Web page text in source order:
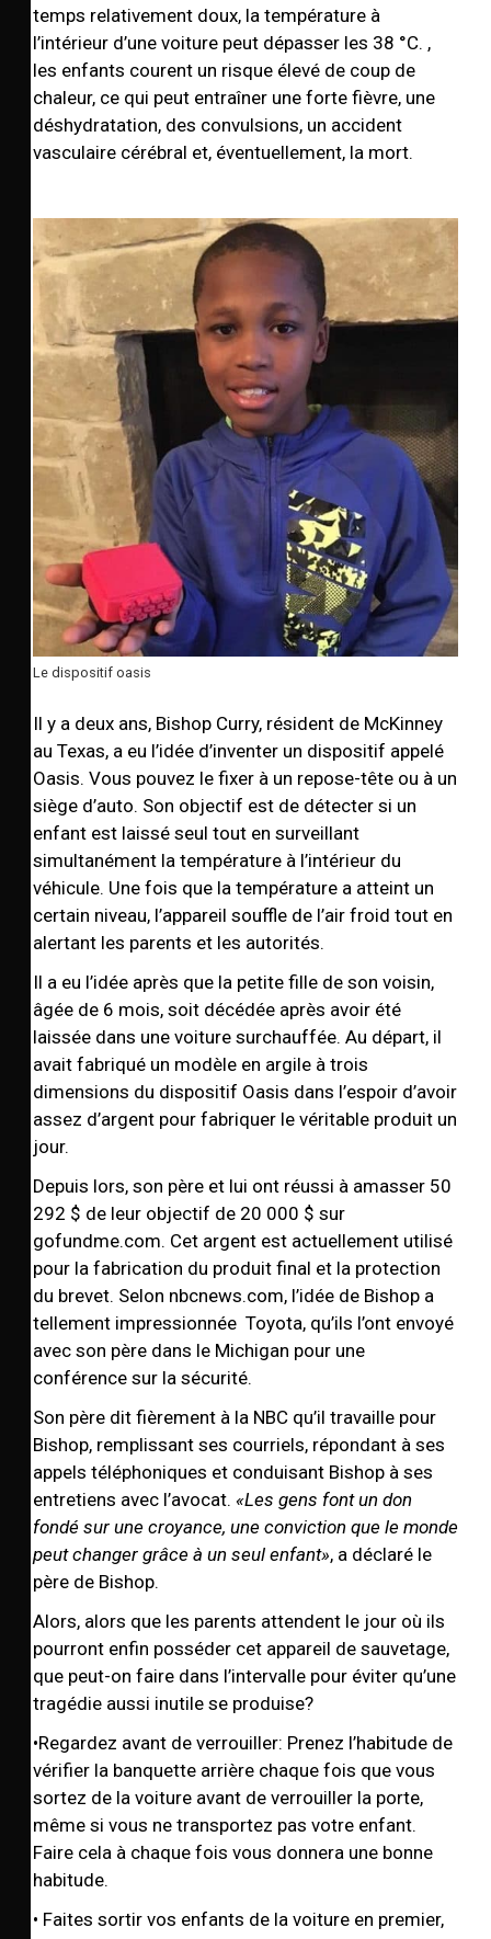
temps relativement doux, la température à
l’intérieur d’une voiture peut dépasser les 38 °C. ,
les enfants courent un risque élevé de coup de
chaleur, ce qui peut entraîner une forte fièvre, une
déshydratation, des convulsions, un accident
vasculaire cérébral et, éventuellement, la mort.
Le dispositif oasis
Il y a deux ans, Bishop Curry, résident de McKinney
au Texas, a eu l’idée d’inventer un dispositif appelé
Oasis. Vous pouvez le fixer à un repose-tête ou à un
siège d’auto. Son objectif est de détecter si un
enfant est laissé seul tout en surveillant
simultanément la température à l’intérieur du
véhicule. Une fois que la température a atteint un
certain niveau, l’appareil souffle de l’air froid tout en
alertant les parents et les autorités.
Il a eu l’idée après que la petite fille de son voisin,
âgée de 6 mois, soit décédée après avoir été
laissée dans une voiture surchauffée. Au départ, il
avait fabriqué un modèle en argile à trois
dimensions du dispositif Oasis dans l’espoir d’avoir
assez d’argent pour fabriquer le véritable produit un
jour.
Depuis lors, son père et lui ont réussi à amasser 50
292 $ de leur objectif de 20 000 $ sur
gofundme.com. Cet argent est actuellement utilisé
pour la fabrication du produit final et la protection
du brevet. Selon nbcnews.com, l’idée de Bishop a
tellement impressionnée Toyota, qu’ils l’ont envoyé
avec son père dans le Michigan pour une
conférence sur la sécurité.
Son père dit fièrement à la NBC qu’il travaille pour
Bishop, remplissant ses courriels, répondant à ses
appels téléphoniques et conduisant Bishop à ses
entretiens avec l’avocat. «Les gens font un don
fondé sur une croyance, une conviction que le monde
peut changer grâce à un seul enfant», a déclaré le
père de Bishop.
Alors, alors que les parents attendent le jour où ils
pourront enfin posséder cet appareil de sauvetage,
que peut-on faire dans l’intervalle pour éviter qu’une
tragédie aussi inutile se produise?
•Regardez avant de verrouiller: Prenez l’habitude de
vérifier la banquette arrière chaque fois que vous
sortez de la voiture avant de verrouiller la porte,
même si vous ne transportez pas votre enfant.
Faire cela à chaque fois vous donnera une bonne
habitude.
• Faites sortir vos enfants de la voiture en premier,